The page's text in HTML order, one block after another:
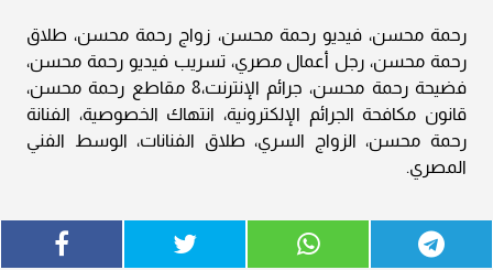
رحمة محسن، فيديو رحمة محسن، زواج رحمة محسن، طلاق
رحمة محسن، رجل أعمال مصري، تسريب فيديو رحمة محسن،
فضيحة رحمة محسن، جرائم الإنترنت،8 مقاطع رحمة محسن،
قانون مكافحة الجرائم الإلكترونية، انتهاك الخصوصية، الفنانة
رحمة محسن، الزواج السري، طلاق الفنانات، الوسط الفني
المصري.